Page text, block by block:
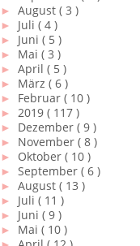
► August ( 3 )
► Juli ( 4 )
► Juni ( 5 )
► Mai ( 3 )
► April ( 5 )
► März ( 6 )
► Februar ( 10 )
► 2019 ( 117 )
► Dezember ( 9 )
► November ( 8 )
► Oktober ( 10 )
► September ( 6 )
► August ( 13 )
► Juli ( 11 )
► Juni ( 9 )
► Mai ( 10 )